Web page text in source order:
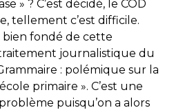
» ? C’est décidé, le COD
tellement c’est difficile.
fondé de cette
journalistique du
: polémique sur la
primaire ». C’est une
puisqu’on a alors